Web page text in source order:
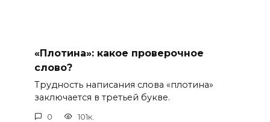
«Плотина»: какое проверочное
слово?
Трудность написания слова «плотина»
заключается в третьей букве.
0 101к.